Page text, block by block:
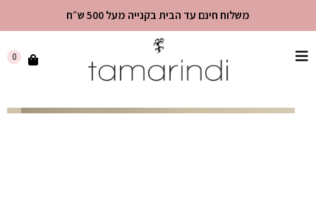
שִׂים
משלוח חינם עד הבית בקנייה מעל 500 ש״ח
0